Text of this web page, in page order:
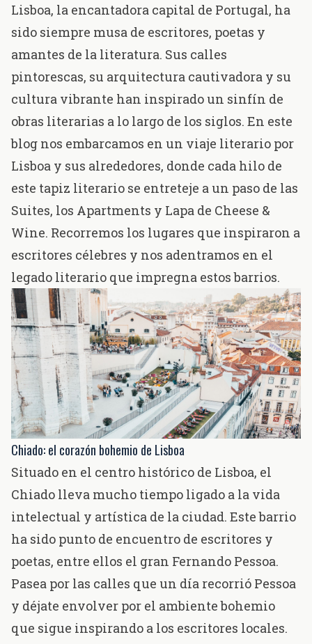
Lisboa, la encantadora capital de Portugal, ha
sido siempre musa de escritores, poetas y
amantes de la literatura. Sus calles
pintorescas, su arquitectura cautivadora y su
cultura vibrante han inspirado un sinfín de
obras literarias a lo largo de los siglos. En este
blog nos embarcamos en un viaje literario por
Lisboa y sus alrededores, donde cada hilo de
este tapiz literario se entreteje a un paso de las
Suites, los Apartments y Lapa de Cheese &
Wine. Recorremos los lugares que inspiraron a
escritores célebres y nos adentramos en el
legado literario que impregna estos barrios.
Chiado: el corazón bohemio de Lisboa
Situado en el centro histórico de Lisboa, el
Chiado lleva mucho tiempo ligado a la vida
intelectual y artística de la ciudad. Este barrio
ha sido punto de encuentro de escritores y
poetas, entre ellos el gran Fernando Pessoa.
Pasea por las calles que un día recorrió Pessoa
y déjate envolver por el ambiente bohemio
que sigue inspirando a los escritores locales.